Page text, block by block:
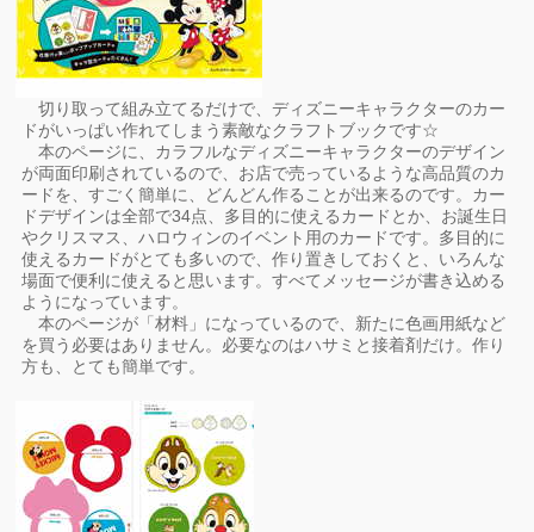
切り取って組み立てるだけで、ディズニーキャラクターのカー
ドがいっぱい作れてしまう素敵なクラフトブックです☆
本のページに、カラフルなディズニーキャラクターのデザイン
が両面印刷されているので、お店で売っているような高品質のカ
ードを、すごく簡単に、どんどん作ることが出来るのです。カー
ドデザインは全部で34点、多目的に使えるカードとか、お誕生日
やクリスマス、ハロウィンのイベント用のカードです。多目的に
使えるカードがとても多いので、作り置きしておくと、いろんな
場面で便利に使えると思います。すべてメッセージが書き込める
ようになっています。
本のページが「材料」になっているので、新たに色画用紙など
を買う必要はありません。必要なのはハサミと接着剤だけ。作り
方も、とても簡単です。